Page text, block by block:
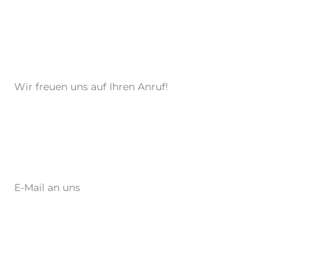
Wir freuen uns auf Ihren Anruf!
E-Mail an uns